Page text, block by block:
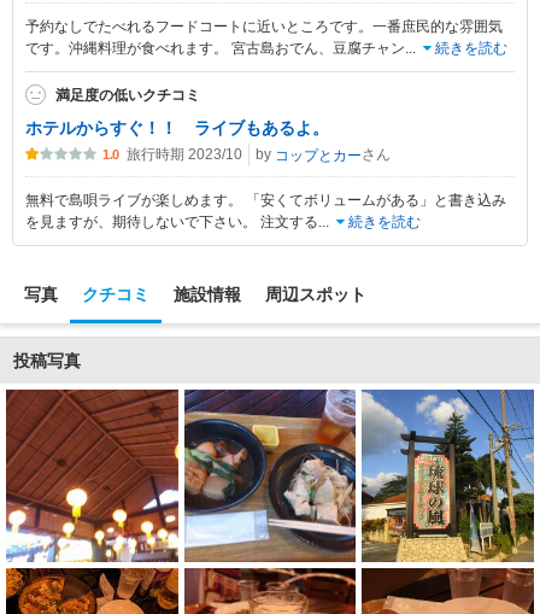
予約なしでたべれるフードコートに近いところです。一番庶民的な雰囲気
です。沖縄料理が食べれます。 宮古島おでん、豆腐チャン... 続きを読む
満足度の低いクチコミ
ホテルからすぐ！！ ライブもあるよ。
1.0 旅行時期 2023/10 by コップとカーさん
無料で島唄ライブが楽しめます。 「安くてボリュームがある」と書き込み
を見ますが、期待しないで下さい。 注文する... 続きを読む
写真 クチコミ 施設情報 周辺スポット
投稿写真